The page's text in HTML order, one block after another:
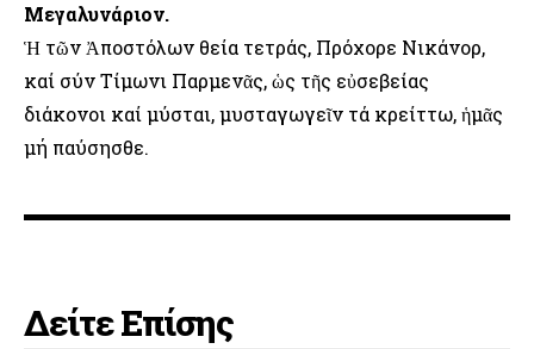
Μεγαλυνάριον.
Ἡ τῶν Ἀποστόλων θεία τετράς, Πρόχορε Νικάνορ,
καί σύν Τίμωνι Παρμενᾶς, ὡς τῆς εὐσεβείας
διάκονοι καί μύσται, μυσταγωγεῖν τά κρείττω, ἡμᾶς
μή παύσησθε.
Δείτε Επίσης